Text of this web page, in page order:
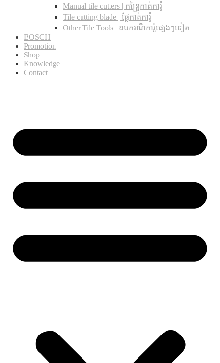
Manual tile cutters | កន្ត្រៃកាត់ការ៉ូ
Tile cutting blade | ផ្លែកាត់ការ៉ូ
Other Tile Tools | ឧបករណ៏ការ៉ូផ្សេងៗទៀត
BOSCH
Promotion
Shop
Knowledge
Contact